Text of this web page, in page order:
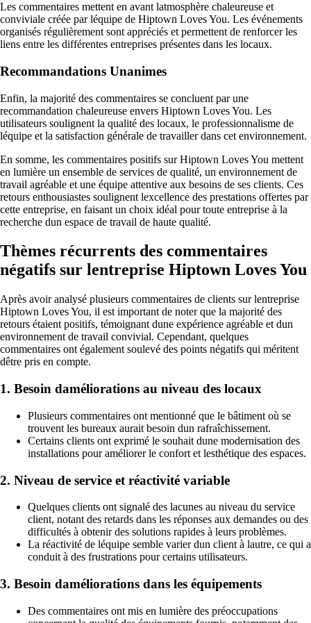
Les commentaires mettent en avant latmosphère chaleureuse et
conviviale créée par léquipe de Hiptown Loves You. Les événements
organisés régulièrement sont appréciés et permettent de renforcer les
liens entre les différentes entreprises présentes dans les locaux.
Recommandations Unanimes
Enfin, la majorité des commentaires se concluent par une
recommandation chaleureuse envers Hiptown Loves You. Les
utilisateurs soulignent la qualité des locaux, le professionnalisme de
léquipe et la satisfaction générale de travailler dans cet environnement.
En somme, les commentaires positifs sur Hiptown Loves You mettent
en lumière un ensemble de services de qualité, un environnement de
travail agréable et une équipe attentive aux besoins de ses clients. Ces
retours enthousiastes soulignent lexcellence des prestations offertes par
cette entreprise, en faisant un choix idéal pour toute entreprise à la
recherche dun espace de travail de haute qualité.
Thèmes récurrents des commentaires
négatifs sur lentreprise Hiptown Loves You
Après avoir analysé plusieurs commentaires de clients sur lentreprise
Hiptown Loves You, il est important de noter que la majorité des
retours étaient positifs, témoignant dune expérience agréable et dun
environnement de travail convivial. Cependant, quelques
commentaires ont également soulevé des points négatifs qui méritent
dêtre pris en compte.
1. Besoin daméliorations au niveau des locaux
Plusieurs commentaires ont mentionné que le bâtiment où se
trouvent les bureaux aurait besoin dun rafraîchissement.
Certains clients ont exprimé le souhait dune modernisation des
installations pour améliorer le confort et lesthétique des espaces.
2. Niveau de service et réactivité variable
Quelques clients ont signalé des lacunes au niveau du service
client, notant des retards dans les réponses aux demandes ou des
difficultés à obtenir des solutions rapides à leurs problèmes.
La réactivité de léquipe semble varier dun client à lautre, ce qui a
conduit à des frustrations pour certains utilisateurs.
3. Besoin daméliorations dans les équipements
Des commentaires ont mis en lumière des préoccupations